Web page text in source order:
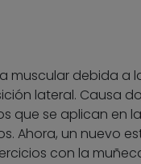
muscular debida a
lateral. Causa
que se aplican en
Ahora, un nuevo
con la